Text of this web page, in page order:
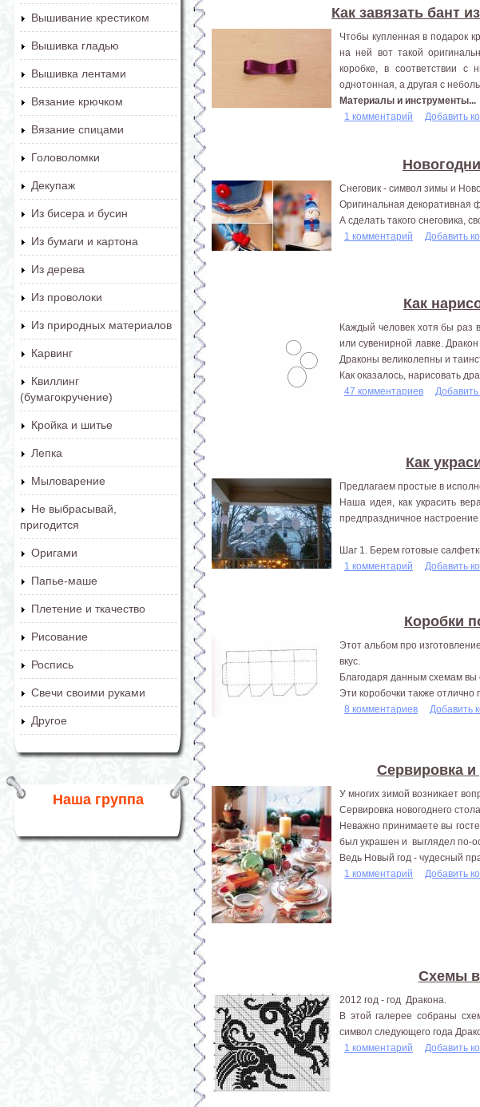
Вышивание крестиком
Вышивка гладью
Вышивка лентами
Вязание крючком
Вязание спицами
Головоломки
Декупаж
Из бисера и бусин
Из бумаги и картона
Из дерева
Из проволоки
Из природных материалов
Карвинг
Квиллинг
(бумагокручение)
Кройка и шитье
Лепка
Мыловарение
Не выбрасывай,
пригодится
Оригами
Папье-маше
Плетение и ткачество
Рисование
Роспись
Свечи своими руками
Другое
Наша группа
Как завязать бант
Чтобы купленная в подарок
на ней вот такой
коробке, в соответствии
однотонная, а другая с
Материалы и инструменты...
1 комментарий
Добавить
Снеговик - символ зимы и
Оригинальная декоративная
А сделать такого снеговика,
1 комментарий
Добавить
Как
Каждый человек хотя бы раз
или сувенирной лавке.
Драконы великолепны и
Как оказалось, нарисовать
47 комментариев
Как
Предлагаем простые в
Наша идея, как украсить
предпраздничное
Шаг 1. Берем готовые
1 комментарий
Добавить
Коробки
Этот альбом про
вкус.
Благодаря данным схемам вы
Эти коробочки также
8 комментариев
Добавить
Сервировка и
У многих зимой возникает
Сервировка новогоднего
Неважно принимаете вы
был украшен и выглядел по-
Ведь Новый год - чудесный
1 комментарий
Добавить
Схемы
2012 год - год Дракона.
В этой галерее собраны
символ следующего года
1 комментарий
Добавить